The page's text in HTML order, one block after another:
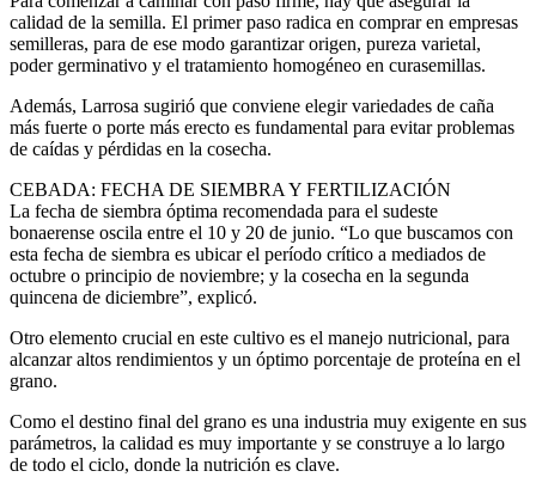
calidad de la semilla. El primer paso radica en comprar en empresas
semilleras, para de ese modo garantizar origen, pureza varietal,
poder germinativo y el tratamiento homogéneo en curasemillas.
Además, Larrosa sugirió que conviene elegir variedades de caña
más fuerte o porte más erecto es fundamental para evitar problemas
de caídas y pérdidas en la cosecha.
CEBADA: FECHA DE SIEMBRA Y FERTILIZACIÓN
La fecha de siembra óptima recomendada para el sudeste
bonaerense oscila entre el 10 y 20 de junio. “Lo que buscamos con
esta fecha de siembra es ubicar el período crítico a mediados de
octubre o principio de noviembre; y la cosecha en la segunda
quincena de diciembre”, explicó.
Otro elemento crucial en este cultivo es el manejo nutricional, para
alcanzar altos rendimientos y un óptimo porcentaje de proteína en el
grano.
Como el destino final del grano es una industria muy exigente en sus
parámetros, la calidad es muy importante y se construye a lo largo
de todo el ciclo, donde la nutrición es clave.